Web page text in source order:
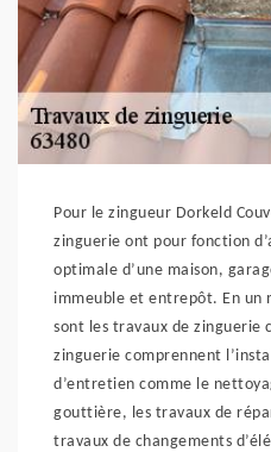
Pour le zingueur Dorkeld
zinguerie ont pour fonction
optimale d’une maison,
immeuble et entrepôt. En un
sont les travaux de zinguerie
zinguerie comprennent
d’entretien comme le
gouttière, les travaux de
travaux de changements